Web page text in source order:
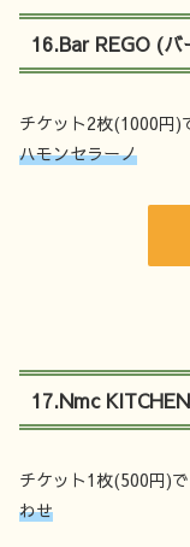
16.Bar REGO (バ
チケット2枚(1000円)
ハモンセラーノ
17.Nmc
チケット1枚(500円)で
わせ